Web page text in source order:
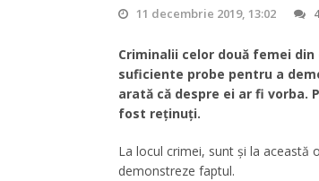
11 decembrie 2019, 13:02
Criminalii celor două femei
suficiente probe pentru a
arată că despre ei ar fi vorba.
fost reținuți.
La locul crimei, sunt și la această
demonstreze faptul.